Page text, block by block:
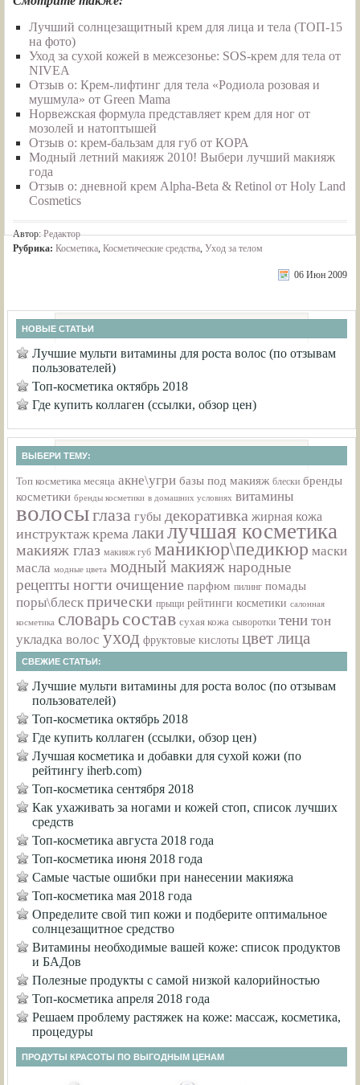
Лучший солнцезащитный крем для лица и тела (ТОП-15
на фото)
Уход за сухой кожей в межсезонье: SOS-крем для тела от
NIVEA
Отзыв о: Крем-лифтинг для тела «Родиола розовая и
мушмула» от Green Mama
Норвежская формула представляет крем для ног от
мозолей и натоптышей
Отзыв о: крем-бальзам для губ от КОРА
Модный летний макияж 2010! Выбери лучший макияж
года
Отзыв о: дневной крем Alpha-Beta & Retinol от Holy Land
Cosmetics
Автор:Редактор
Рубрика: Косметика, Косметические средства, Уход за телом
06 Июн 2009
НОВЫЕ СТАТЬИ
Лучшие мульти витамины для роста волос (по отзывам
пользователей)
Топ-косметика октябрь 2018
Где купить коллаген (ссылки, обзор цен)
ВЫБЕРИ ТЕМУ:
Топ косметика месяца акне\угри базы под макияж блески бренды
косметики бренды косметики в домашних условиях витамины
волосыглаза губы декоративка жирная кожа
инструктаж крема лакилучшая косметика
макияж глаз макияж губ маникюр\педикюр маски
масла модные цвета модный макияж народные
рецепты ногти очищение парфюм пилинг помады
поры\блеск прически прыщи рейтинги косметики салонная
косметика словарьсостав сухая кожа сыворотки тени тон
укладка волос уход фруктовые кислоты цвет лица
СВЕЖИЕ СТАТЬИ:
Лучшие мульти витамины для роста волос (по отзывам
пользователей)
Топ-косметика октябрь 2018
Где купить коллаген (ссылки, обзор цен)
Лучшая косметика и добавки для сухой кожи (по
рейтингу iherb.com)
Топ-косметика сентября 2018
Как ухаживать за ногами и кожей стоп, список лучших
средств
Топ-косметика августа 2018 года
Топ-косметика июня 2018 года
Самые частые ошибки при нанесении макияжа
Топ-косметика мая 2018 года
Определите свой тип кожи и подберите оптимальное
солнцезащитное средство
Витамины необходимые вашей коже: список продуктов
и БАДов
Полезные продукты с самой низкой калорийностью
Топ-косметика апреля 2018 года
Решаем проблему растяжек на коже: массаж, косметика,
процедуры
ПРОДУТЫ КРАСОТЫ ПО ВЫГОДНЫМ ЦЕНАМ